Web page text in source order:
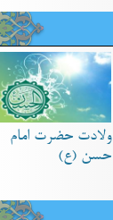
ولادت حضرت امام
حسن (ع)